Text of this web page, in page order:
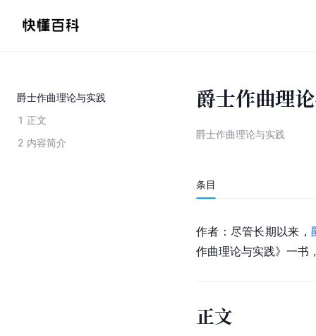
爵士作曲理论与实践
1 正文
2 内容简介
爵士作曲理
爵士作曲理论与实践
条目
作者：尽管长期以来，
作曲理论与实践》一书
正文